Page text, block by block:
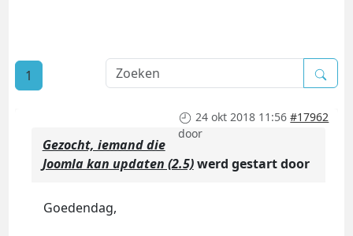
1
24 okt 2018 11:56 #17962
door
Gezocht, iemand die
Joomla kan updaten (2.5)werd gestart door
Goedendag,